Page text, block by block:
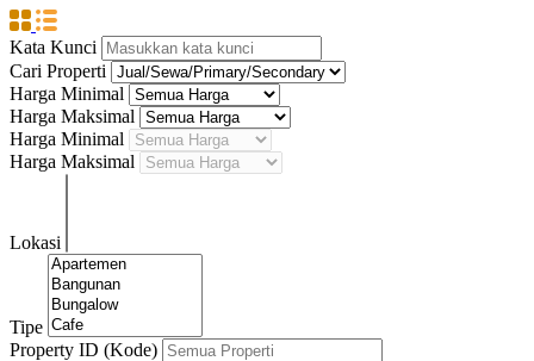
Kata Kunci
Cari Properti
Harga Minimal
Harga Maksimal
Harga Minimal
Harga Maksimal
Lokasi
Tipe
Property ID (Kode)